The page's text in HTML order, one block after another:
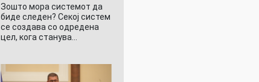
Зошто мора системот да
биде следен? Секој систем
се создава со одредена
цел, кога станува…